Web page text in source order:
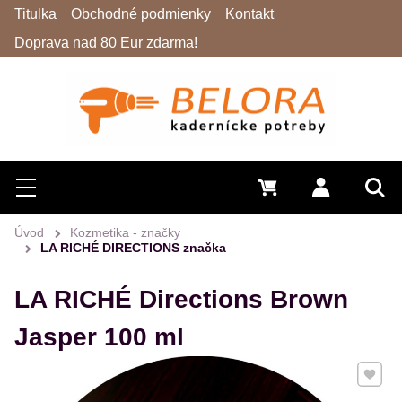
Hľadať
Menu Prihlásiť
0 €
Titulka Obchodné podmienky
Kontakt
Doprava nad 80 Eur zdarma!
Úvod
Kozmetika - značky
LA RICHÉ DIRECTIONS značka
LA RICHÉ Directions Brown
Jasper 100 ml
Pridať